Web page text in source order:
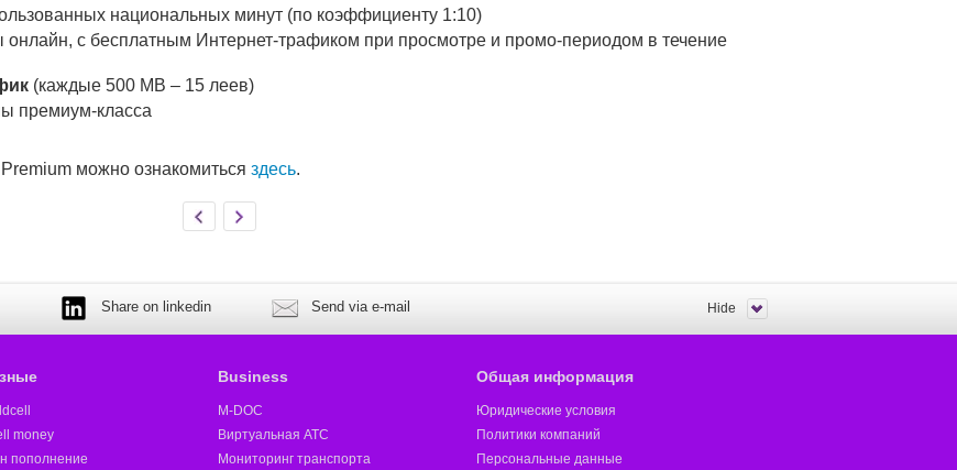
национальных минут (по коэффициенту 1:10)
с бесплатным Интернет-трафиком при просмотре и промо-периодом в течение
(каждые 500 MB – 15 леев)
премиум-класса
можно ознакомиться здесь.
Share on linkedin Send via e-mail Hide
money
пополнение
Business
M-DOC
Виртуальная АТС
Мониторинг транспорта
Общая информация
Юридические условия
Политики компаний
Персональные данные